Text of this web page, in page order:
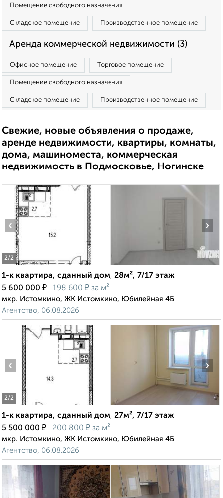
Помещение свободного назначения
Складское помещение Производственное помещение
Аренда коммерческой недвижимости (3)
Офисное помещение Торговое помещение
Помещение свободного назначения
Складское помещение Производственное помещение
Свежие, новые объявления о продаже,
аренде недвижимости, квартиры, комнаты,
дома, машиноместа, коммерческая
недвижимость в Подмосковье, Ногинске
2/2
‹ ›
1-к квартира, сданный дом, 28м², 7/17 этаж
5 600 000 ₽ 198 600 ₽ за м²
мкр. Истомкино, ЖК Истомкино, Юбилейная 4Б
Агентство, 06.08.2026
2/2
‹ ›
1-к квартира, сданный дом, 27м², 7/17 этаж
5 500 000 ₽ 200 800 ₽ за м²
мкр. Истомкино, ЖК Истомкино, Юбилейная 4Б
Агентство, 06.08.2026